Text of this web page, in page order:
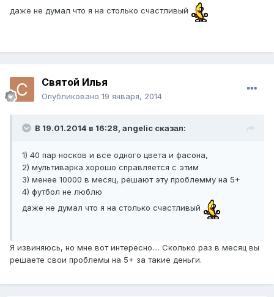
даже не думал что я на столько счастливый
Святой Илья
Опубликовано 19 января, 2014
В 19.01.2014 в 16:28, angelic сказал:
1) 40 пар носков и все одного цвета и фасона,
2) мультиварка хорошо справляется с этим
3) менее 10000 в месяц, решают эту проблемму на 5+
4) футбол не люблю
даже не думал что я на столько счастливый
Я извиняюсь, но мне вот интересно.... Сколько раз в месяц вы
решаете свои проблемы на 5+ за такие деньги.